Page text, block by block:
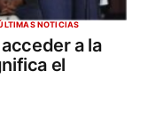
NOTICIAS
a la
el